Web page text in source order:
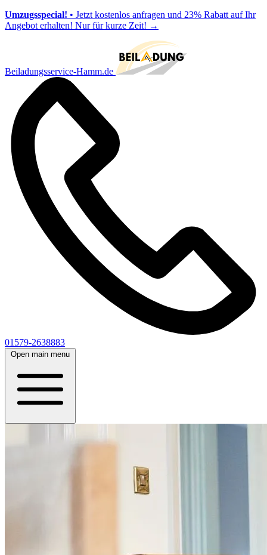
Umzugsspecial! • Jetzt kostenlos anfragen und 23% Rabatt auf Ihr
Angebot erhalten! Nur für kurze Zeit! →
Beiladungsservice-Hamm.de
01579-2638883
Open main menu